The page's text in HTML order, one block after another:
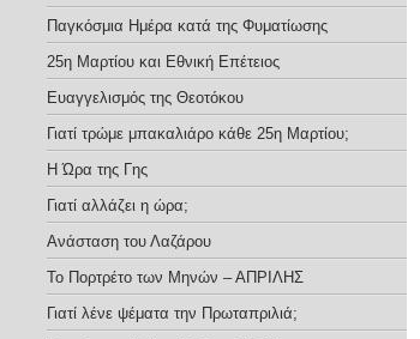
Παγκόσμια Ημέρα κατά της Φυματίωσης
25η Μαρτίου και Εθνική Επέτειος
Ευαγγελισμός της Θεοτόκου
Γιατί τρώμε μπακαλιάρο κάθε 25η Μαρτίου;
Η Ώρα της Γης
Γιατί αλλάζει η ώρα;
Ανάσταση του Λαζάρου
Το Πορτρέτο των Μηνών – ΑΠΡΙΛΗΣ
Γιατί λένε ψέματα την Πρωταπριλιά;